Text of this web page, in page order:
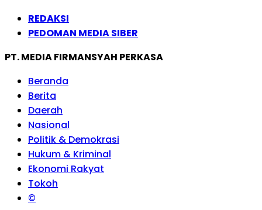
REDAKSI
PEDOMAN MEDIA SIBER
PT. MEDIA FIRMANSYAH PERKASA
Beranda
Berita
Daerah
Nasional
Politik & Demokrasi
Hukum & Kriminal
Ekonomi Rakyat
Tokoh
©